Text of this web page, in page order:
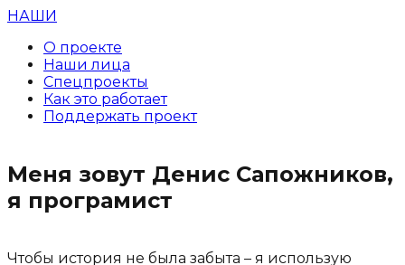
НАШИ
О проекте
Наши лица
Спецпроекты
Как это работает
Поддержать проект
Меня зовут Денис Сапожников,
я програмист
Чтобы история не была забыта – я использую